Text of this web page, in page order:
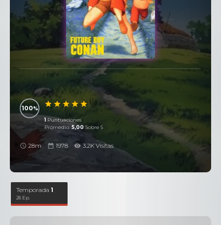
100
1 Puntuaciones
Promedio: 5,00 Sobre 5
28m 1978 3.2K Visitas
Temporada1
26 Ep.